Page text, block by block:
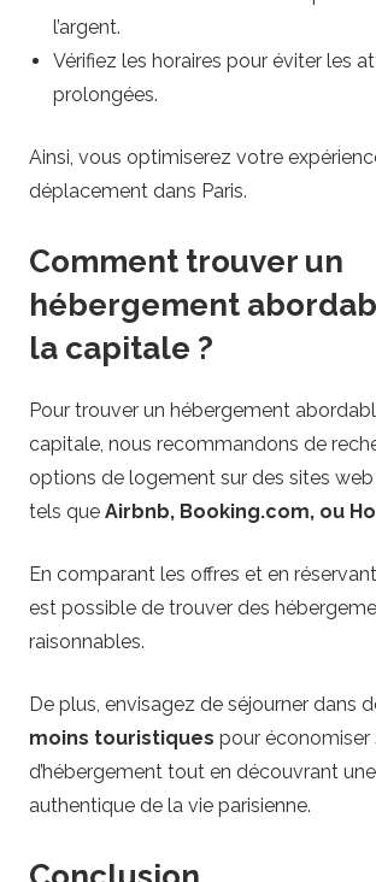
l’argent.
Vérifiez les horaires pour éviter les
prolongées.
Ainsi, vous optimiserez votre
déplacement dans Paris.
Comment trouver un
hébergement
la capitale ?
Pour trouver un hébergement
capitale, nous recommandons de
options de logement sur des sites web
tels que Airbnb, Booking.com, ou
En comparant les offres et en réservant
est possible de trouver des
raisonnables.
De plus, envisagez de séjourner dans
moins touristiques pour économiser
d’hébergement tout en découvrant
authentique de la vie parisienne.